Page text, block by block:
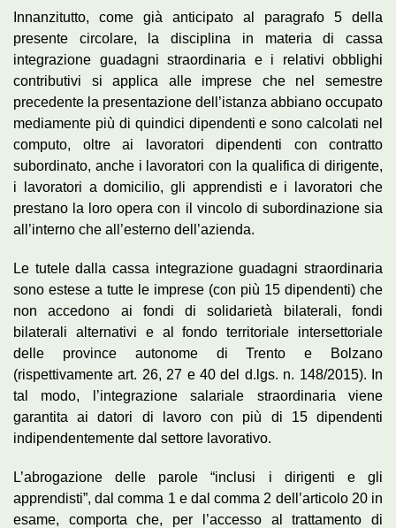
Innanzitutto, come già anticipato al paragrafo 5 della
presente circolare, la disciplina in materia di cassa
integrazione guadagni straordinaria e i relativi obblighi
contributivi si applica alle imprese che nel semestre
precedente la presentazione dell’istanza abbiano occupato
mediamente più di quindici dipendenti e sono calcolati nel
computo, oltre ai lavoratori dipendenti con contratto
subordinato, anche i lavoratori con la qualifica di dirigente,
i lavoratori a domicilio, gli apprendisti e i lavoratori che
prestano la loro opera con il vincolo di subordinazione sia
all’interno che all’esterno dell’azienda.
Le tutele dalla cassa integrazione guadagni straordinaria
sono estese a tutte le imprese (con più 15 dipendenti) che
non accedono ai fondi di solidarietà bilaterali, fondi
bilaterali alternativi e al fondo territoriale intersettoriale
delle province autonome di Trento e Bolzano
(rispettivamente art. 26, 27 e 40 del d.lgs. n. 148/2015). In
tal modo, l’integrazione salariale straordinaria viene
garantita ai datori di lavoro con più di 15 dipendenti
indipendentemente dal settore lavorativo.
L’abrogazione delle parole “inclusi i dirigenti e gli
apprendisti”, dal comma 1 e dal comma 2 dell’articolo 20 in
esame, comporta che, per l’accesso al trattamento di